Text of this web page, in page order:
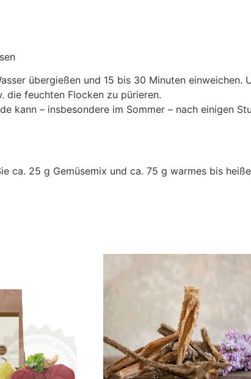
übergießen und 15 bis 30 Minuten einweichen.
feuchten Flocken zu pürieren.
kann – insbesondere im Sommer – nach einigen
ca. 25 g Gemüsemix und ca. 75 g warmes bis